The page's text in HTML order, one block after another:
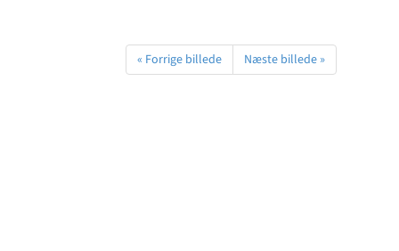
« Forrige billede Næste billede »